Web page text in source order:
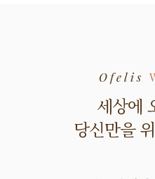
Ofelis
세상에
당신만을